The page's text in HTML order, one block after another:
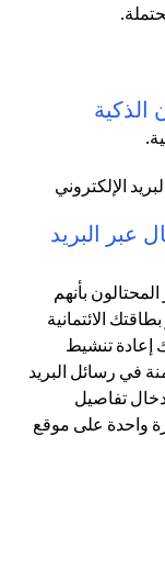
الذكية
عبر البريد
بأنهم
الائتمانية
إعادة تنشيط
في رسائل البريد
تفاصيل
واحدة على موقع